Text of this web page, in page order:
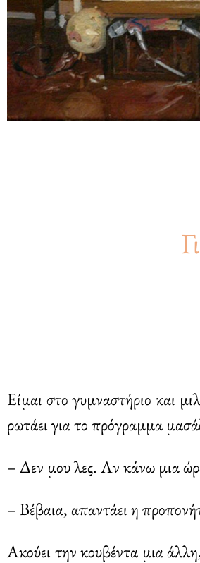
Είμαι στο γυμναστήριο και
ρωτάει για το πρόγραμμα
– Δεν μου λες. Αν κάνω μια
– Βέβαια, απαντάει η
Ακούει την κουβέντα μια